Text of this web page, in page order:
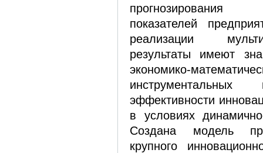
прогнозирования
показателей
реализации
результаты имеют
экономико-
эффективности
в условиях
Создана модель
крупного